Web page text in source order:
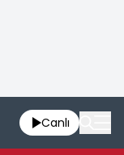
Canlı